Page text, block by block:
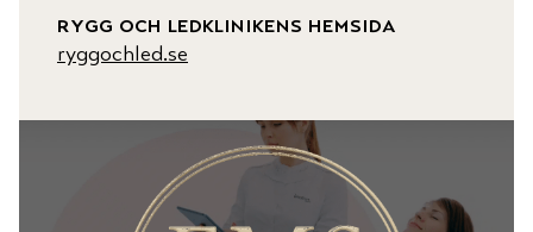
inför ditt besök
rygg och ledklinikens hemsida
ryggochled.se